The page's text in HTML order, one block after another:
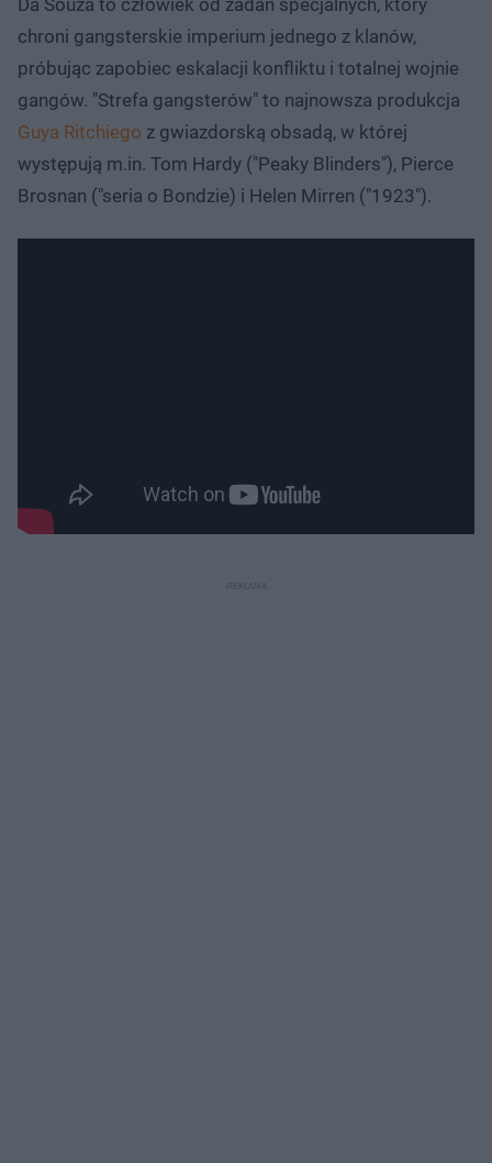
chroni gangsterskie imperium jednego z klanów,
próbując zapobiec eskalacji konfliktu i totalnej wojnie
gangów. "Strefa gangsterów" to najnowsza produkcja
Guya Ritchiego z gwiazdorską obsadą, w której
występują m.in. Tom Hardy ("Peaky Blinders"), Pierce
Brosnan ("seria o Bondzie) i Helen Mirren ("1923").